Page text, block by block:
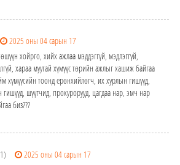
2025 оны 04 сарын 17
хойрго, хийх ажлаа мэддэггүй, мэдлэггүй,
хараа муутай хүмүүс төрийн ажлыг хашиж байгаа
тоонд ерөнхийлөгч, их хурлын гишүүд,
гишүүд, шүүгчид, прокурорууд, цагдаа нар, эмч нар
биз???
2025 оны 04 сарын 17